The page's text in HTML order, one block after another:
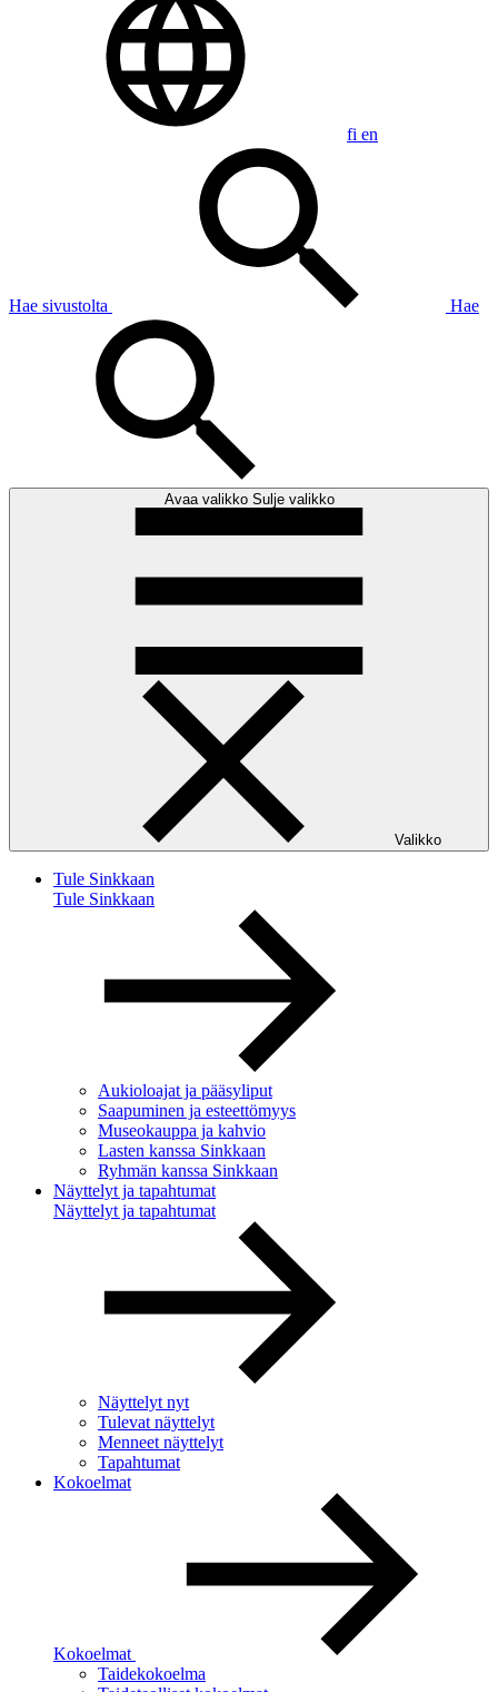
fi en
Hae sivustolta Hae
Avaa valikko Sulje valikko
Valikko
Tule Sinkkaan
Tule Sinkkaan
Aukioloajat ja pääsyliput
Saapuminen ja esteettömyys
Museokauppa ja kahvio
Lasten kanssa Sinkkaan
Ryhmän kanssa Sinkkaan
Näyttelyt ja tapahtumat
Näyttelyt ja tapahtumat
Näyttelyt nyt
Tulevat näyttelyt
Menneet näyttelyt
Tapahtumat
Kokoelmat
Kokoelmat
Taidekokoelma